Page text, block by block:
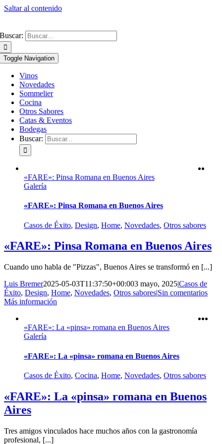
Saltar al contenido
Buscar:
Toggle Navigation
Vinos
Novedades
Sommelier
Cocina
Otros Sabores
Catas & Eventos
Bodegas
Buscar:
«FARE»: Pinsa Romana en Buenos Aires
Galería
«FARE»: Pinsa Romana en Buenos Aires
Casos de Éxito, Design, Home, Novedades, Otros sabores
«FARE»: Pinsa Romana en Buenos Aires
Cuando uno habla de "Pizzas", Buenos Aires se transformó en [...]
Luis Bremer2025-05-03T11:37:50+00:003 mayo, 2025|Casos de
Éxito, Design, Home, Novedades, Otros sabores|Sin comentarios
Más información
«FARE»: La «pinsa» romana en Buenos Aires
Galería
«FARE»: La «pinsa» romana en Buenos Aires
Casos de Éxito, Cocina, Home, Novedades, Otros sabores
«FARE»: La «pinsa» romana en Buenos
Aires
Tres amigos vinculados hace muchos años con la gastronomía
profesional, [...]